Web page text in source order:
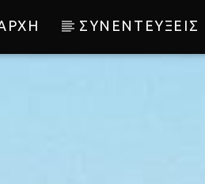
ΣΥΝΕΝΤΕΥΞΕΙΣ